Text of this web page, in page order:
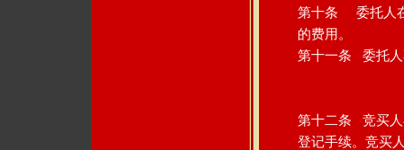
第十条 委托人在
的费用。
第十一条 委托
第十二条 竞买人
登记手续。竞买